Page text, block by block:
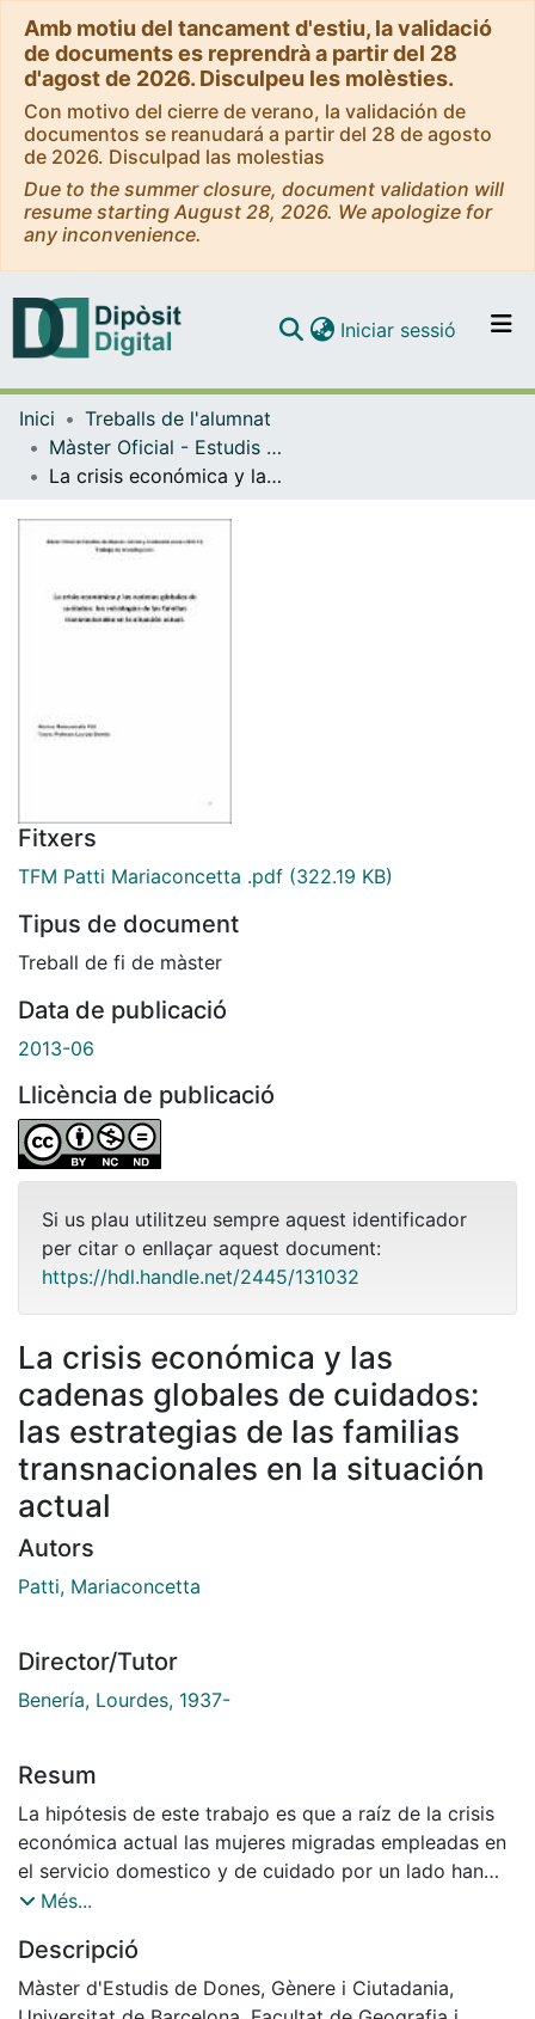
Amb motiu del tancament d'estiu, la validació
de documents es reprendrà a partir del 28
d'agost de 2026. Disculpeu les molèsties.
Con motivo del cierre de verano, la validación de
documentos se reanudará a partir del 28 de agosto
de 2026. Disculpad las molestias
Due to the summer closure, document validation will
resume starting August 28, 2026. We apologize for
any inconvenience.
Navega per tot el DD
Com publicar
Iniciar sessió (current)
Inici
Treballs de l'alumnat
Màster Oficial - Estudis de Dones, Gènere i Ciutadania
La crisis económica y las cadenas globales de cuidados: las estrategias de las familias transnacionales en la situación actual
Fitxers
TFM Patti Mariaconcetta .pdf (322.19 KB)
Tipus de document
Treball de fi de màster
Data de publicació
2013-06
Llicència de publicació
Si us plau utilitzeu sempre aquest identificador
per citar o enllaçar aquest document:
https://hdl.handle.net/2445/131032
La crisis económica y las
cadenas globales de cuidados:
las estrategias de las familias
transnacionales en la situación
actual
Autors
Patti, Mariaconcetta
Director/Tutor
Benería, Lourdes, 1937-
Resum
La hipótesis de este trabajo es que a raíz de la crisis
económica actual las mujeres migradas empleadas en
el servicio domestico y de cuidado por un lado han
tenido que modificar las estrategias que tienen en las
planes de futuro afectados por su situación laboral,
todo esto teniendo en cuenta la situación económica
en los países de origen y emigración. La hipótesis está
Més...
Descripció
Màster d'Estudis de Dones, Gènere i Ciutadania,